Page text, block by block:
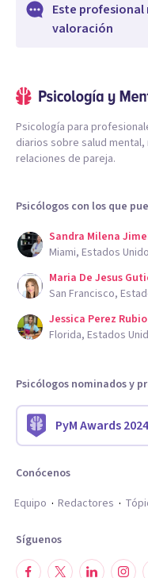
Este
valoración
Psicología para
diarios sobre salud
relaciones de pareja.
Psicólogos con los que
Sandra Milena
Miami, Estados
Maria De Jesus
San Francisco,
Jessica Perez Rubio
Florida, Estados
Psicólogos nominados y
PyM Awards 2024
Conócenos
Equipo
Redactores
Síguenos